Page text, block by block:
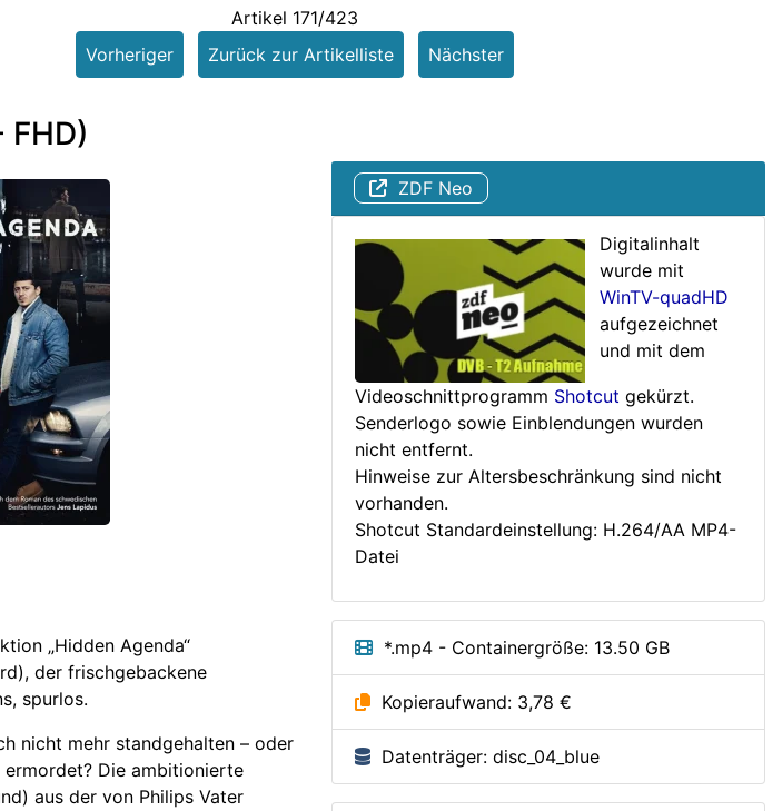
Artikel 171/423
Vorheriger
Zurück zur Artikelliste Nächster
FHD)
„Hidden Agenda“
der frischgebackene
spurlos.
nicht mehr standgehalten – oder
Die ambitionierte
aus der von Philips Vater
ZDF Neo
Digitalinhalt
wurde mit
WinTV-quadHD
aufgezeichnet
und mit dem
Videoschnittprogramm Shotcut gekürzt.
Senderlogo sowie Einblendungen wurden
nicht entfernt.
Hinweise zur Altersbeschränkung sind nicht
vorhanden.
Shotcut Standardeinstellung: H.264/AA MP4-
Datei
*.mp4 - Containergröße: 13.50 GB
Kopieraufwand: 3,78 €
Datenträger: disc_04_blue